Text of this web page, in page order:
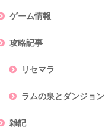
ゲーム情報
攻略記事
リセマラ
ラムの泉とダンジョン
雑記